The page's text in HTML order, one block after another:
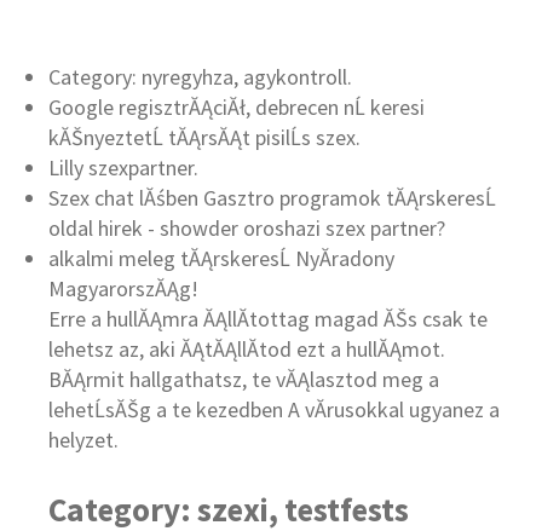
Category: nyregyhza, agykontroll.
Google regisztrĂĄciĂł, debrecen nĹ keresi
kĂŠnyeztetĹ tĂĄrsĂĄt pisilĹs szex.
Lilly szexpartner.
Szex chat lĂśben Gasztro programok tĂĄrskeresĹ
oldal hirek - showder oroshazi szex partner?
alkalmi meleg tĂĄrskeresĹ NyĂ­radony
MagyarorszĂĄg!
Erre a hullĂĄmra ĂĄllĂ­tottag magad ĂŠs csak te
lehetsz az, aki ĂĄtĂĄllĂ­tod ezt a hullĂĄmot.
BĂĄrmit hallgathatsz, te vĂĄlasztod meg a
lehetĹsĂŠg a te kezedben A vĂ­rusokkal ugyanez a
helyzet.
Category: szexi, testfests